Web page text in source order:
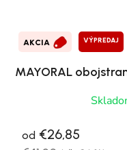
AKCIA VÝPREDAJ
MAYORAL
od €26,85